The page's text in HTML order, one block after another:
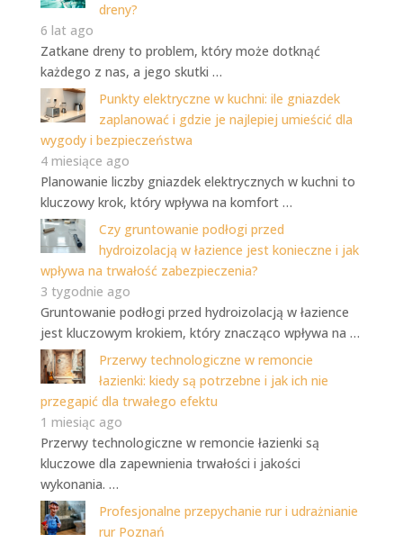
dreny?
6 lat ago
Zatkane dreny to problem, który może dotknąć
każdego z nas, a jego skutki …
Punkty elektryczne w kuchni: ile gniazdek
zaplanować i gdzie je najlepiej umieścić dla
wygody i bezpieczeństwa
4 miesiące ago
Planowanie liczby gniazdek elektrycznych w kuchni to
kluczowy krok, który wpływa na komfort …
Czy gruntowanie podłogi przed
hydroizolacją w łazience jest konieczne i jak
wpływa na trwałość zabezpieczenia?
3 tygodnie ago
Gruntowanie podłogi przed hydroizolacją w łazience
jest kluczowym krokiem, który znacząco wpływa na …
Przerwy technologiczne w remoncie
łazienki: kiedy są potrzebne i jak ich nie
przegapić dla trwałego efektu
1 miesiąc ago
Przerwy technologiczne w remoncie łazienki są
kluczowe dla zapewnienia trwałości i jakości
wykonania. …
Profesjonalne przepychanie rur i udrażnianie
rur Poznań